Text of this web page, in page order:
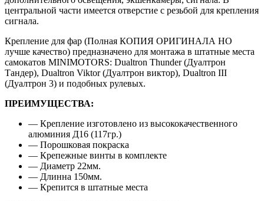
центральной части имеется отверстие с резьбой для крепления
сигнала.
Крепление для фар (Полная КОПИЯ ОРИГИНАЛА НО
лучше качество) предназначено для монтажа в штатные места
самокатов MINIMOTORS: Dualtron Thunder (Дуалтрон
Тандер), Dualtron Viktor (Дуалтрон виктор), Dualtron III
(Дуалтрон 3) и подобных рулевых.
ПРЕИМУЩЕСТВА:
— Крепление изготовлено из высококачественного
алюминия Д16 (117гр.)
— Порошковая покраска
— Крепежные винты в комплекте
— Диаметр 22мм.
— Длинна 150мм.
— Крепится в штатные места